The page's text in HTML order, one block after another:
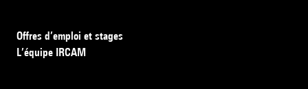
Offres d’emploi et stages
L’équipe IRCAM